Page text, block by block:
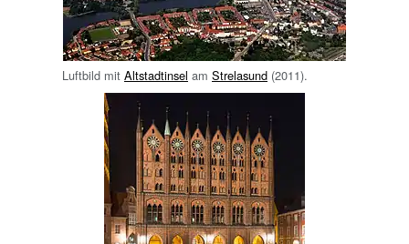
Luftbild mit Altstadtinsel am Strelasund (2011).